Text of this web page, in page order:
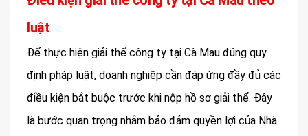
luật
Để thực hiện giải thể công ty tại Cà Mau đúng quy
định pháp luật, doanh nghiệp cần đáp ứng đầy đủ các
điều kiện bắt buộc trước khi nộp hồ sơ giải thể. Đây
là bước quan trọng nhằm bảo đảm quyền lợi của Nhà